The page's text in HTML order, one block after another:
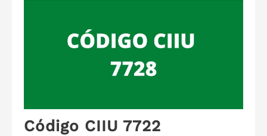
Código CIIU 7722